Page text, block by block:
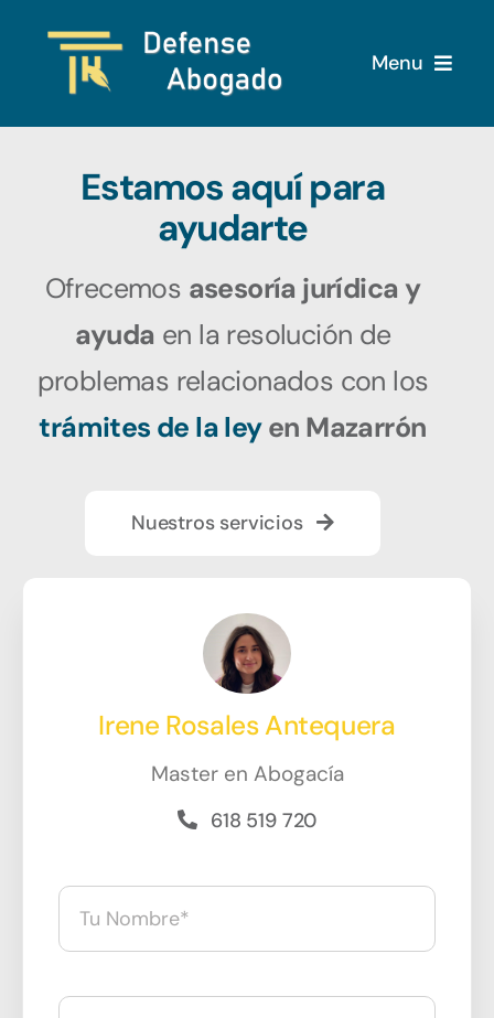
contenido
Menu
Servicios
Sobre nosotros
Blog
Estamos aquí para
ayudarte
Ofrecemos asesoría jurídica y
ayuda en la resolución de
problemas relacionados con los
trámites de la leyen Mazarrón
Nuestros servicios
Irene Rosales Antequera
Master en Abogacía
618 519 720